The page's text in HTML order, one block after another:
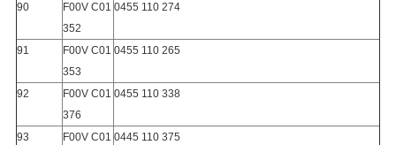
90
F00V C01
352
0455 110 274
91
F00V C01
353
0455 110 265
92
F00V C01
376
0455 110 338
93
F00V C01 0445 110 375